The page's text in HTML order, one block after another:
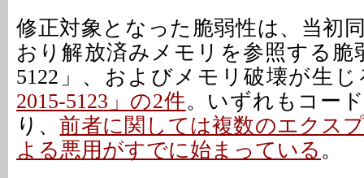
修正対象となった脆弱性は、当初
おり解放済みメモリを参照する脆
5122」、およびメモリ破壊が生じ
2015-5123」の2件。いずれもコー
り、前者に関しては複数のエクス
よる悪用がすでに始まっている 。